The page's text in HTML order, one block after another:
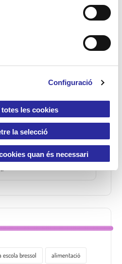
Configuració
totes les cookies
la selecció
quan és necessari
escola bressol alimentació